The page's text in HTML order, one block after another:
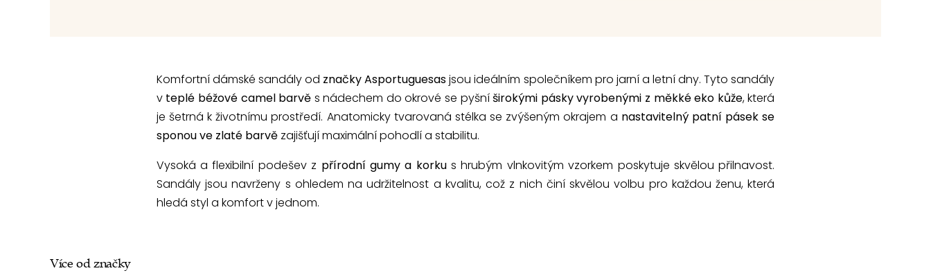
Komfortní dámské sandály od značky Asportuguesasjsou ideálním společníkem pro jarní a letní dny. Tyto sandály
v teplé béžové camel barvě s nádechem do okrové se pyšníširokými pásky vyrobenými z měkké eko kůže, která
je šetrná k životnímu prostředí. Anatomicky tvarovaná stélka se zvýšeným okrajem a nastavitelný patní pásek se
sponou ve zlaté barvězajišťují maximální pohodlí a stabilitu.
Vysoká a flexibilní podešev z přírodní gumy a korkus hrubým vlnkovitým vzorkem poskytuje skvělou přilnavost.
Sandály jsou navrženy s ohledem na udržitelnost a kvalitu, což z nich činí skvělou volbu pro každou ženu, která
hledá styl a komfort v jednom.
Více od značky